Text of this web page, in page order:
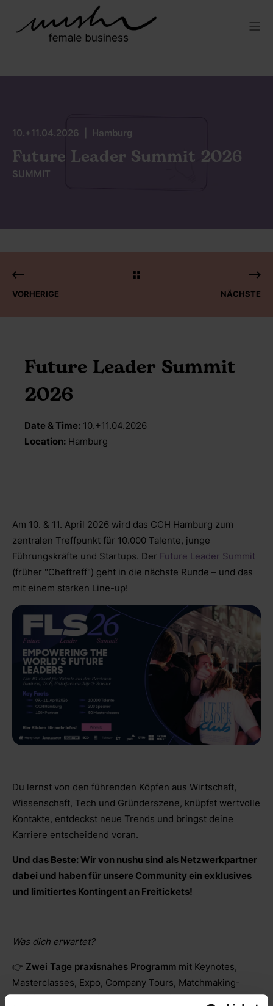
10.+11.04.2026 | Hamburg
Future Leader Summit 2026
SUMMIT
VORHERIGE NÄCHSTE
Future Leader Summit
2026
Date & Time: 10.+11.04.2026
Location: Hamburg
Am 10. & 11. April 2026 wird das CCH Hamburg zum
zentralen Treffpunkt für 10.000 Talente, junge
Führungskräfte und Startups. Der Future Leader Summit
(früher "Cheftreff") geht in die nächste Runde – und das
mit einem starken Line-up!
Du lernst von den führenden Köpfen aus Wirtschaft,
Wissenschaft, Tech und Gründerszene, knüpfst wertvolle
Kontakte, entdeckst neue Trends und bringst deine
Karriere entscheidend voran.
Und das Beste: Wir von nushu sind als Netzwerkpartner
dabei und haben für unsere Community ein exklusives
und limitiertes Kontingent an Freitickets!
Was dich erwartet?
👉 Zwei Tage praxisnahes Programm mit Keynotes,
Masterclasses, Expo, Company Tours, Matchmaking-
Sessions, Startup Pitch-Battle und ein AI-Hackathon